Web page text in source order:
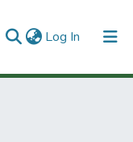
Log In (current)